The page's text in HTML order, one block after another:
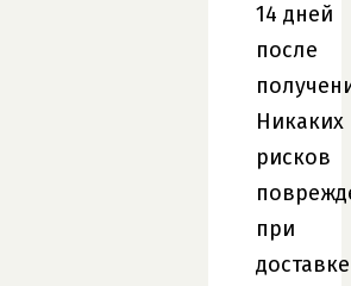
14 дней
после
Никаких
рисков
при